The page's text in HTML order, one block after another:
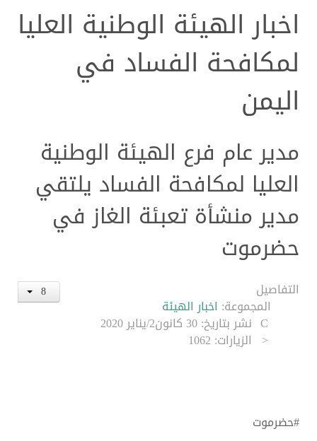
اخبار الهيئة الوطنية العليا
لمكافحة الفساد في
اليمن
مدير عام فرع الهيئة الوطنية
العليا لمكافحة الفساد يلتقي
مدير منشأة تعبئة الغاز في
حضرموت
التفاصيل
المجموعة: اخبار الهيئة
نشر بتاريخ: 30 كانون2/يناير 2020
الزيارات: 1062
#حضرموت